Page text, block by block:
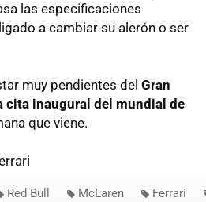
las especificaciones
a cambiar su alerón o ser
muy pendientes del Gran
cita inaugural del mundial de
que viene.
Red Bull McLaren Ferrari